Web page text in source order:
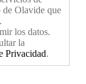
Olavide que
los datos.
la
Privacidad.